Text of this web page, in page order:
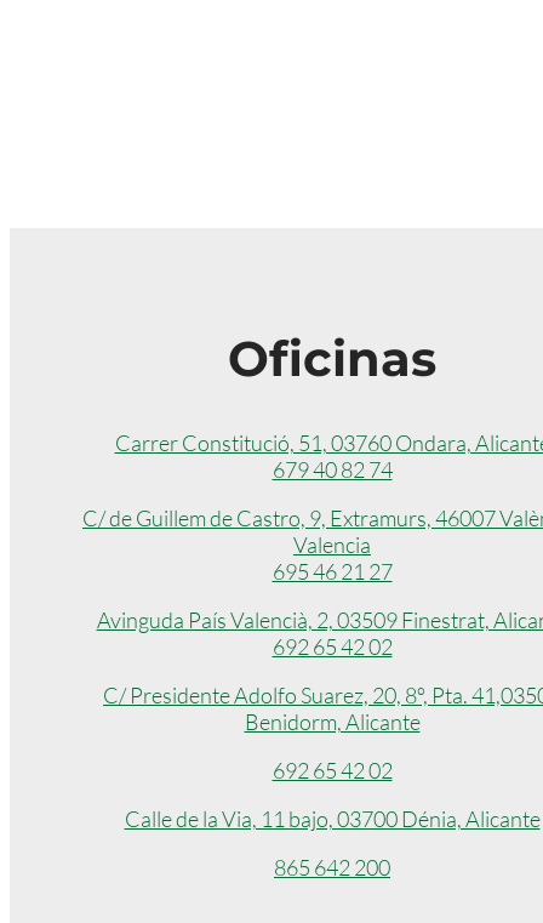
Oficinas
Carrer Constitució, 51, 03760 Ondara,
679 40 82 74
C/ de Guillem de Castro, 9, Extramurs, 46007
Valencia
695 46 21 27
Avinguda País Valencià, 2, 03509 Finestrat,
692 65 42 02
C/ Presidente Adolfo Suarez, 20, 8º, Pta.
Benidorm, Alicante
692 65 42 02
Calle de la Via, 11 bajo, 03700 Dénia, Alicante
865 642 200